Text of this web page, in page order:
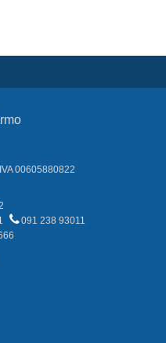
00605880822
091 238 93011